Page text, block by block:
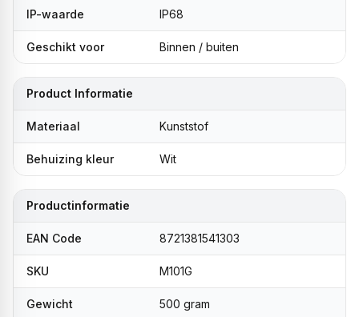
IP-waarde IP68
Geschikt voor Binnen / buiten
Product Informatie
Materiaal Kunststof
Behuizing kleur Wit
Productinformatie
EAN Code 8721381541303
SKU M101G
Gewicht 500 gram